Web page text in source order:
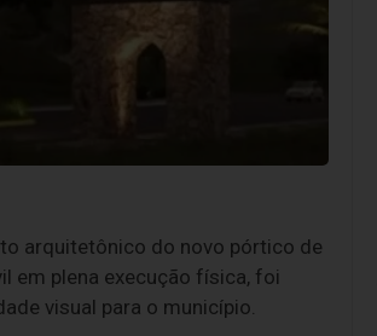
arquitetônico do novo pórtico de
em plena execução física, foi
visual para o município.